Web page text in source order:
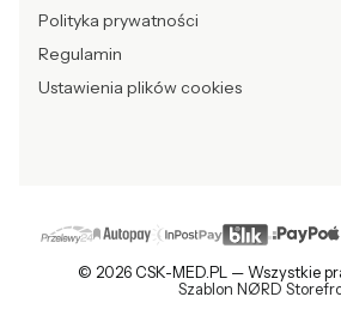
Polityka prywatności
Regulamin
Ustawienia plików cookies
© 2026 CSK-MED.PL — Wszystkie
Szablon NØRD